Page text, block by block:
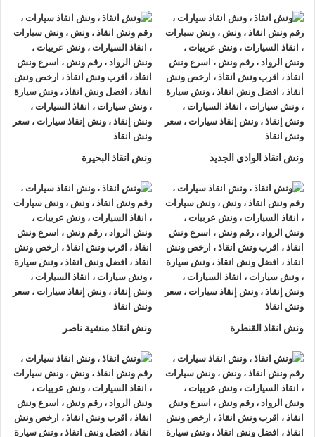
ونش انقاذ سيارات الروادلأنقاذ السيارات اسرع و ارخصونش انقاذ
سيارات في الهرمبخصم 50% اتصل بنا الان ليصلك
اقرب ونش
انقاذ سيارات في الهرمهناك العديد من الظروف الطارئة التي قد
تحدث لنا اثناء القيادة علي الطريق فمن الممكن ان تتعرض لحادث
سير مفاجي او ان تتعطل سيارتك وقد تحتاج الي نقلها الي اقرب
مركز صيانة او توكيل.
أذا كنت تبحث عن ونش انقاذ سيارات في الهرم اتصل بنا الان
علي 01063144040
01093018585
–
01120018852 ونش انقاذ الوادي الجديد ونش انقاذ البحيرة
ونش انقاذ القنطرة ونش انقاذ منشية ناصر